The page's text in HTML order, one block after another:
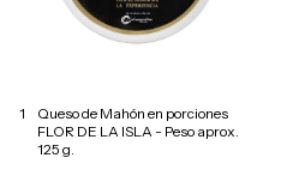
1
Queso de Mahón en porciones
FLOR DE LA ISLA - Peso aprox.
125 g.